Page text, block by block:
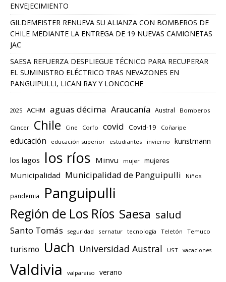
ENVEJECIMIENTO
GILDEMEISTER RENUEVA SU ALIANZA CON BOMBEROS DE
CHILE MEDIANTE LA ENTREGA DE 19 NUEVAS CAMIONETAS
JAC
SAESA REFUERZA DESPLIEGUE TÉCNICO PARA RECUPERAR
EL SUMINISTRO ELÉCTRICO TRAS NEVAZONES EN
PANGUIPULLI, LICAN RAY Y LONCOCHE
2025 ACHM aguas décima Araucanía Austral Bomberos
Cancer Chile Cine Corfo covid Covid-19 Coñaripe
educación educación superior estudiantes invierno kunstmann
los lagos los ríos Minvu mujer mujeres
Municipalidad Municipalidad de Panguipulli Niños
pandemia Panguipulli
Región de Los Ríos Saesa salud
Santo Tomás seguridad sernatur tecnología Teletón Temuco
turismo Uach Universidad Austral UST vacaciones
Valdivia valparaiso verano